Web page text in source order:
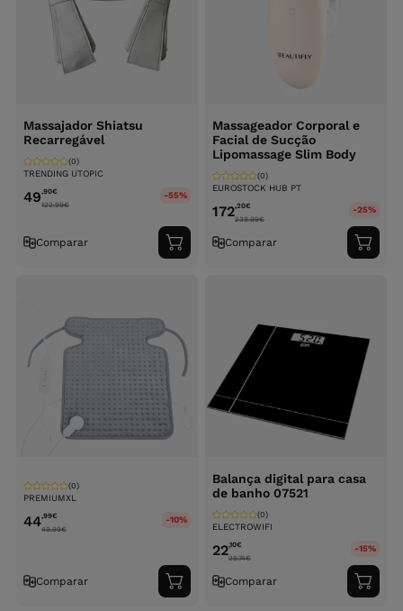
Massajador Shiatsu
Recarregável
TRENDING UTOPIC
(0)
49,90€
122.99€
-55%
Comparar
Adicionar
ao
Massageador Corporal e
Facial de Sucção
Lipomassage Slim Body
EUROSTOCK HUB PT
(0)
172,20€
239.99€
-25%
Comparar
ao
PREMIUMXL
(0)
44,99€
49.99€
-10%
Comparar
Adicionar
ao
Balança digital para casa
de banho 07521
ELECTROWIFI
(0)
22,10€
26.74€
-15%
Comparar
ao